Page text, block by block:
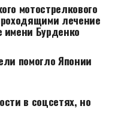
мотострелкового
лечение
имени Бурденко
помогло Японии
в соцсетях, но